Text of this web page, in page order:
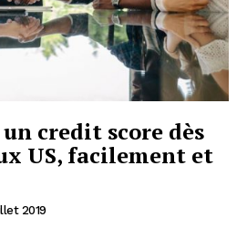
credit score dès
US, facilement et
2019